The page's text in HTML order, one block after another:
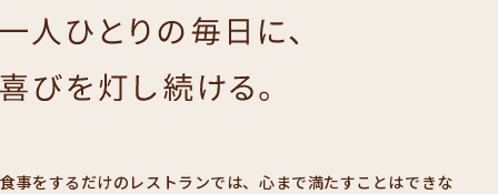
食事をするだけのレストランでは、心まで満たすことはできな